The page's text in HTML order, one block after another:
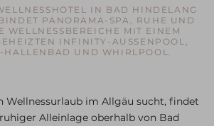
IN BAD HINDELANG
PANORAMA-SPA, RUHE UND
WELLNESSBEREICHE MIT EINEM G
INFINITY-AUSSENPOOL, PA
UND WHIRLPOOL.
Wellnessurlaub im Allgäu sucht, findet
Alleinlage oberhalb von Bad